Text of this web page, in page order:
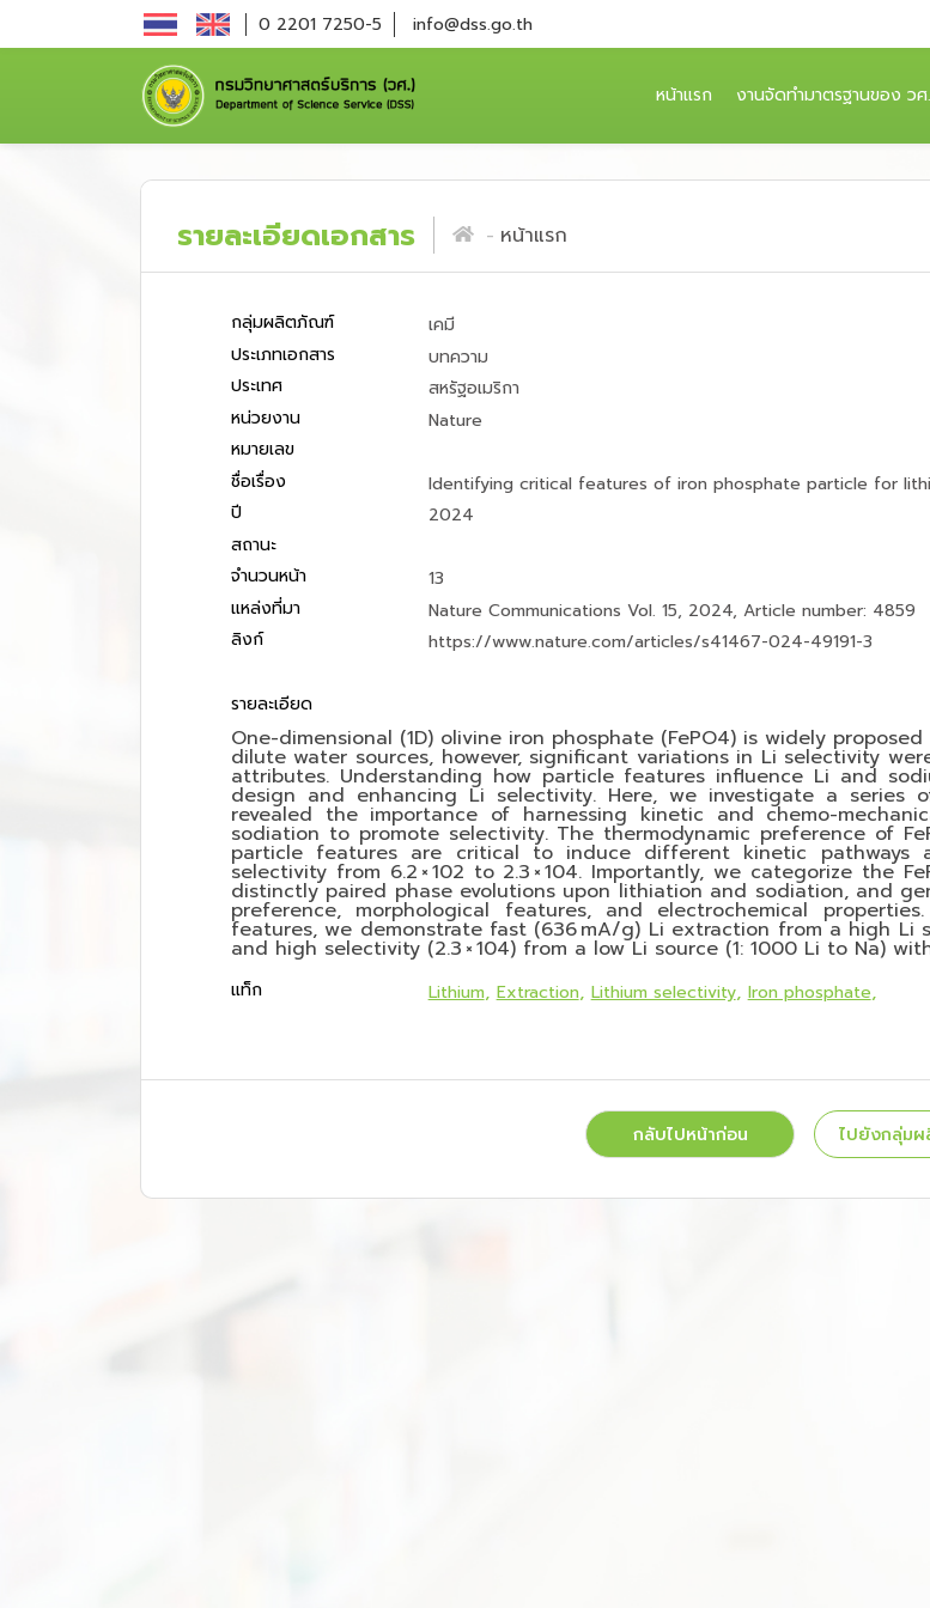
0 2201 7250-5 info@dss.go.th
หน้าแรก (CURRENT)
งานจัดทำมาตรฐานของ วศ.
รายละเอียดเอกสาร หน้าแรก
กลุ่มผลิตภัณฑ์
เคมี
ประเภทเอกสาร
บทความ
ประเทศ
สหรัฐอเมริกา
หน่วยงาน
Nature
หมายเลข
ชื่อเรื่อง
Identifying critical features of iron phosphate particle for
ปี
2024
สถานะ
จำนวนหน้า
13
แหล่งที่มา
Nature Communications Vol. 15, 2024, Article number: 4859
ลิงก์
https://www.nature.com/articles/s41467-024-49191-3
รายละเอียด
One-dimensional (1D) olivine iron phosphate (FePO4) is widely
dilute water sources, however, significant variations in Li selectivity
attributes. Understanding how particle features influence Li and
design and enhancing Li selectivity. Here, we investigate a series
revealed the importance of harnessing kinetic and chemo-
sodiation to promote selectivity. The thermodynamic preference of
particle features are critical to induce different kinetic
selectivity from 6.2 × 102 to 2.3 × 104. Importantly, we categorize the
distinctly paired phase evolutions upon lithiation and sodiation, and
preference, morphological features, and electrochemical
features, we demonstrate fast (636 mA/g) Li extraction from a high Li
and high selectivity (2.3 × 104) from a low Li source (1: 1000 Li to Na)
แท็ก Lithium Extraction Lithium selectivity Iron phosphate
กลับไปหน้าก่อน ไปยังกลุ่ม